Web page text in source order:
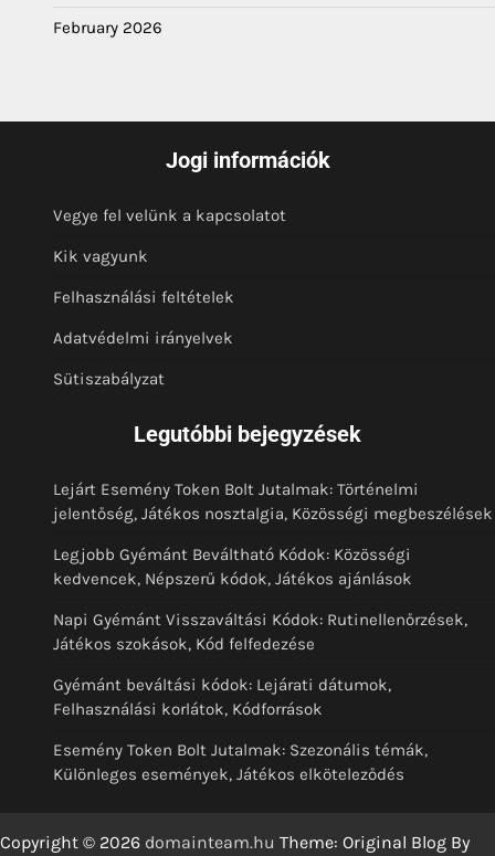
February 2026
Jogi információk
Vegye fel velünk a kapcsolatot
Kik vagyunk
Felhasználási feltételek
Adatvédelmi irányelvek
Sütiszabályzat
Legutóbbi bejegyzések
Lejárt Esemény Token Bolt Jutalmak: Történelmi
jelentőség, Játékos nosztalgia, Közösségi megbeszélések
Legjobb Gyémánt Beváltható Kódok: Közösségi
kedvencek, Népszerű kódok, Játékos ajánlások
Napi Gyémánt Visszaváltási Kódok: Rutinellenőrzések,
Játékos szokások, Kód felfedezése
Gyémánt beváltási kódok: Lejárati dátumok,
Felhasználási korlátok, Kódforrások
Esemény Token Bolt Jutalmak: Szezonális témák,
Különleges események, Játékos elköteleződés
Copyright © 2026 domainteam.hu Theme: Original Blog By